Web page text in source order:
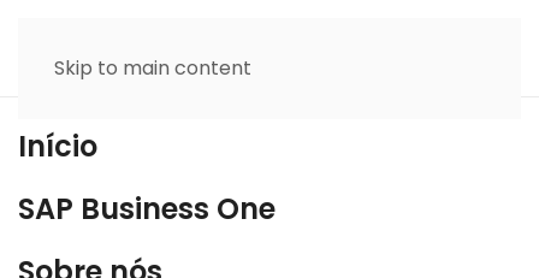
Skip to main content
Início
SAP Business One